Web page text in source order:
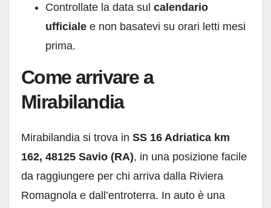
Controllate la data sul calendario
ufficiale e non basatevi su orari letti mesi
prima.
Come arrivare a
Mirabilandia
Mirabilandia si trova in SS 16 Adriatica km
162, 48125 Savio (RA), in una posizione facile
da raggiungere per chi arriva dalla Riviera
Romagnola e dall’entroterra. In auto è una